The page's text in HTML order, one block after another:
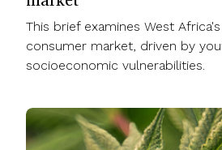
This brief examines West
consumer market, driven by
socioeconomic vulnerabilities.